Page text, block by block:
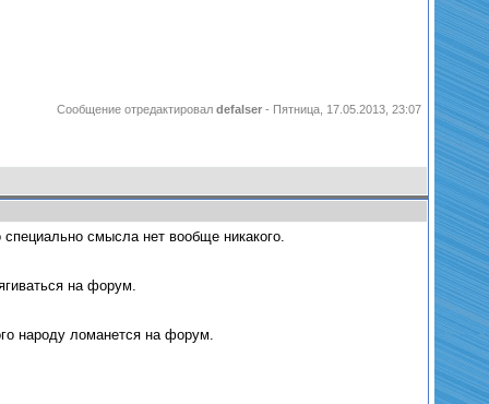
Сообщение отредактировал defalser - Пятница, 17.05.2013, 23:07
смысла нет вообще никакого.
на форум.
народу ломанется на форум.